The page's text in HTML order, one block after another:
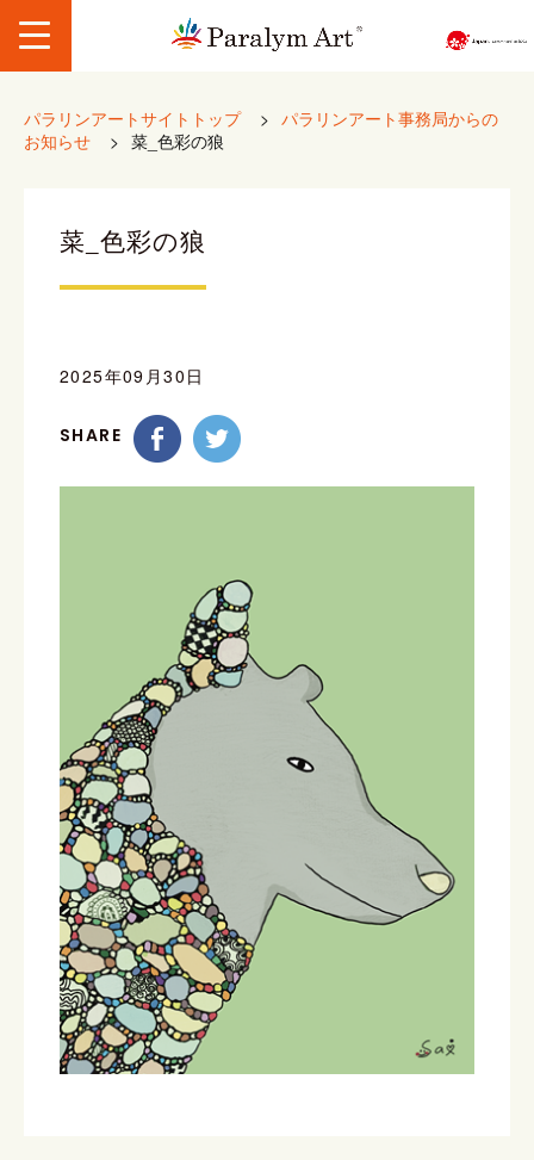
パラリンアートサイトトップ > パラリンアート事務局からの
お知らせ
> 菜_色彩の狼
菜_色彩の狼
2025年09月30日
SHARE